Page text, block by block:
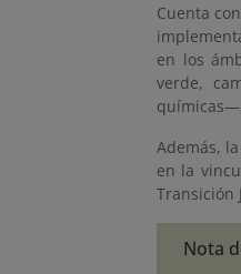
Cuenta
en los
verde,
Además,
en la
Transición
Nota